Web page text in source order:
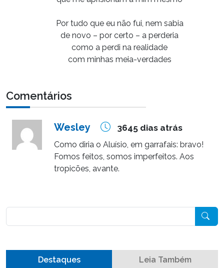
Por tudo que eu não fui, nem sabia
de novo – por certo – a perderia
como a perdi na realidade
com minhas meia-verdades
Comentários
Wesley 3645 dias atrás
Como diria o Aluísio, em garrafais: bravo!
Fomos feitos, somos imperfeitos. Aos
tropicões, avante.
Destaques Leia Também